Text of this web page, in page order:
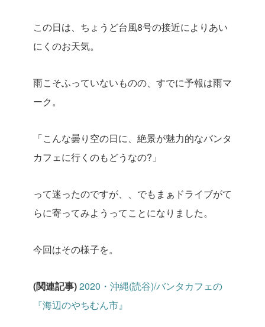
この日は、ちょうど台風8号の接近によりあい
にくのお天気。
雨こそふっていないものの、すでに予報は雨マ
ーク。
「こんな曇り空の日に、絶景が魅力的なバンタ
カフェに行くのもどうなの?」
って迷ったのですが、、でもまぁドライブがて
らに寄ってみようってことになりました。
今回はその様子を。
(関連記事)2020・沖縄(読谷)/バンタカフェの
『海辺のやちむん市』